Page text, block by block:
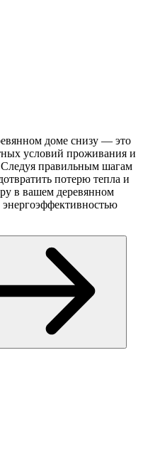
доме снизу — это
условий проживания и
правильным шагам
потерю тепла и
в вашем деревянном